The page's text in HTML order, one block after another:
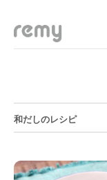
和だしのレシピ